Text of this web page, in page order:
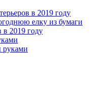
в 2019 году
елку из бумаги
в 2019 году
руками